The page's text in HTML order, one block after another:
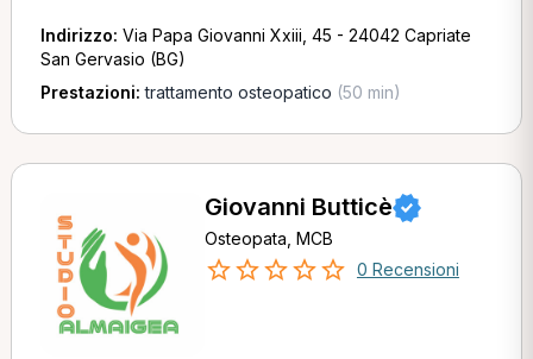
Indirizzo: Via Papa Giovanni Xxiii, 45 - 24042 Capriate
San Gervasio (BG)
Prestazioni:trattamento osteopatico (50 min)
Giovanni Butticè
Osteopata, MCB
0 Recensioni